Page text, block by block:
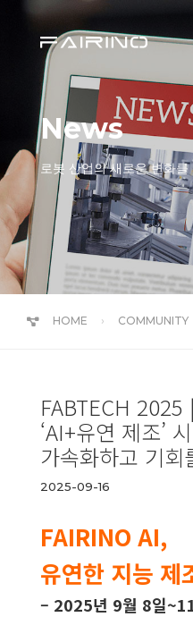
News
로봇 산업의 새로운 변화를
HOME COMMUNITY
FABTECH
‘AI+유연 제조’
가속화하고 기회
2025-09-16
FAIRINO AI,
유연한 지능 제
– 2025년 9월 8일